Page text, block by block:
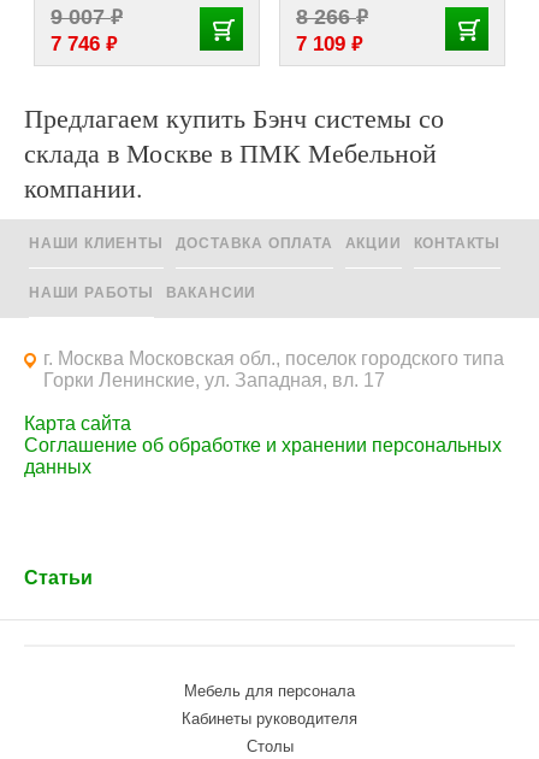
9 007₽
7 746 ₽
8 266₽
7 109 ₽
Предлагаем купить Бэнч системы со
склада в Москве в ПМК Мебельной
компании.
НАШИ КЛИЕНТЫ ДОСТАВКА ОПЛАТА АКЦИИ КОНТАКТЫ
НАШИ РАБОТЫ ВАКАНСИИ
Статьи
г. Москва Московская обл., поселок городского типа
Горки Ленинские, ул. Западная, вл. 17
Карта сайта
Соглашение об обработке и хранении персональных
данных
Мебель для персонала
Кабинеты руководителя
Столы